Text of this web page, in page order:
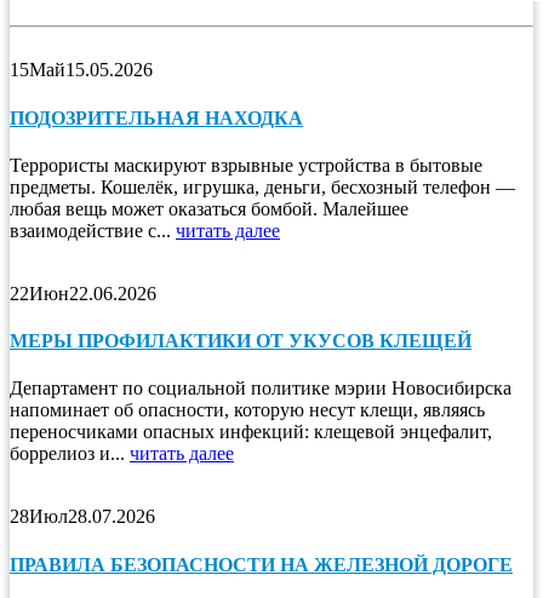
15Май15.05.2026
ПОДОЗРИТЕЛЬНАЯ НАХОДКА
Террористы маскируют взрывные устройства в бытовые
предметы. Кошелёк, игрушка, деньги, бесхозный телефон —
любая вещь может оказаться бомбой. Малейшее
взаимодействие с... читать далее
22Июн22.06.2026
МЕРЫ ПРОФИЛАКТИКИ ОТ УКУСОВ КЛЕЩЕЙ
Департамент по социальной политике мэрии Новосибирска
напоминает об опасности, которую несут клещи, являясь
переносчиками опасных инфекций: клещевой энцефалит,
боррелиоз и... читать далее
28Июл28.07.2026
ПРАВИЛА БЕЗОПАСНОСТИ НА ЖЕЛЕЗНОЙ ДОРОГЕ